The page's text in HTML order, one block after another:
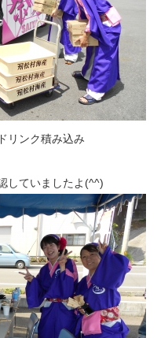
リンク積み込み
していましたよ(^^)